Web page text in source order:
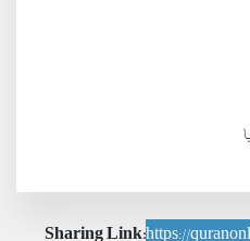
Sharing Link:https://